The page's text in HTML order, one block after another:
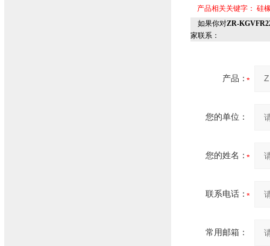
产品相关关键字： 硅
如果你对ZR-
家联系：
产品：
您的单位：
您的姓名：
联系电话：
常用邮箱：